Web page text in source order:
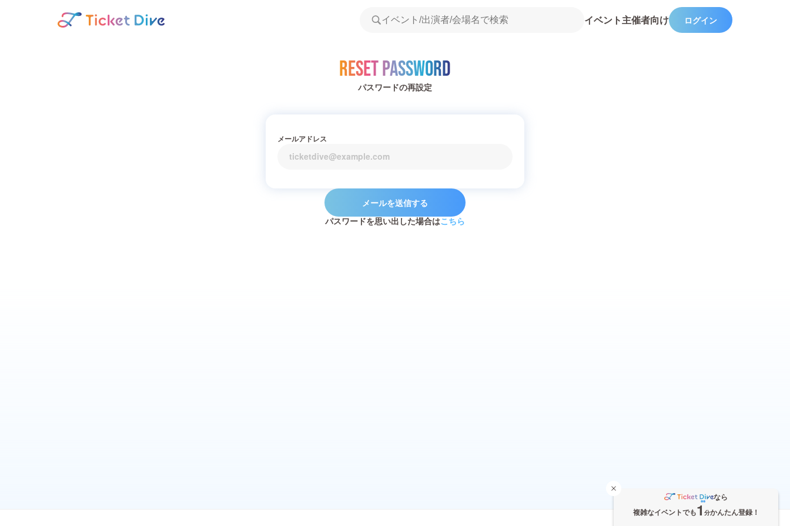
イベント主催者向け ログイン
Reset Password
パスワードの再設定
メールアドレス
メールを送信する
パスワードを思い出した場合はこちら
なら
複雑なイベントでも1 分かんたん登録！